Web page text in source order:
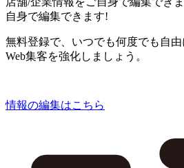
自身で編集できます!
無料登録で、いつでも何度でも自由
Web集客を強化しましょう。
情報の編集はこちら